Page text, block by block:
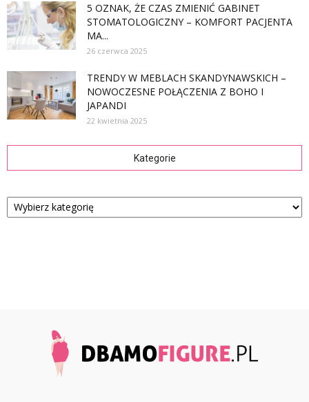
5 OZNAK, ŻE CZAS ZMIENIĆ GABINET
STOMATOLOGICZNY – KOMFORT PACJENTA
MA...
26 czerwca 2025
TRENDY W MEBLACH SKANDYNAWSKICH –
NOWOCZESNE POŁĄCZENIA Z BOHO I
JAPANDI
22 kwietnia 2025
Kategorie
Kategorie